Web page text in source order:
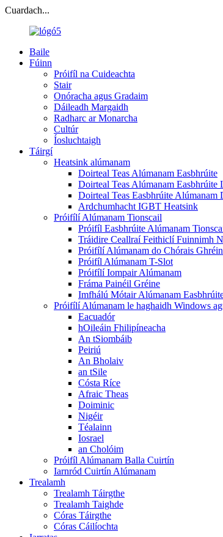
Cuardach...
Baile
Fúinn
Próifíl na Cuideachta
Stair
Onóracha agus Gradaim
Dáileadh Margaidh
Radharc ar Monarcha
Cultúr
Íosluchtaigh
Táirgí
Heatsink alúmanam
Doirteal Teas Alúmanam Easbhrúite
Doirteal Teas Alúmanam Easbhrúite
Doirteal Teas Easbhrúite Alúmanam
Ardchumhacht IGBT Heatsink
Próifílí Alúmanam Tionscail
Próifíl Easbhrúite Alúmanam
Tráidire Ceallraí Feithiclí Fuinnimh
Próifílí Alúmanam do Chórais
Próifíl Alúmanam T-Slot
Próifílí Iompair Alúmanam
Fráma Painéil Gréine
Imfhálú Mótair Alúmanam
Próifílí Alúmanam le haghaidh Windows
Eacuadór
hOileáin Fhilipíneacha
An tSiombáib
Peiriú
An Bholaiv
an tSile
Cósta Ríce
Afraic Theas
Doiminic
Nigéir
Téalainn
Iosrael
an Cholóim
Próifíl Alúmanam Balla Cuirtín
Iarnród Cuirtín Alúmanam
Trealamh
Trealamh Táirgthe
Trealamh Taighde
Córas Táirgthe
Córas Cáilíochta